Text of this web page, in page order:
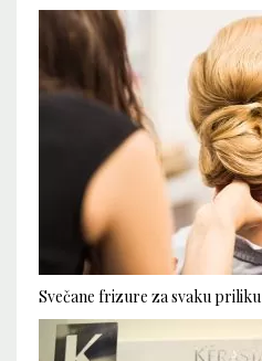
Svečane frizure za svaku priliku